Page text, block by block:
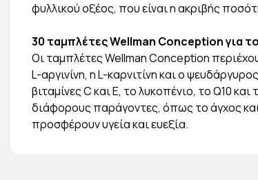
φυλλικoύ οξέος, που είναι η ακριβής
30 ταμπλέτες Wellman Conception για
Οι ταμπλέτες Wellman Conception
L-αργινίνη, η L-καρνιτίνη και ο
βιταμίνες C και E, το λυκοπένιο, το Q10
διάφορους παράγοντες, όπως το άγχος και
προσφέρουν υγεία και ευεξία.